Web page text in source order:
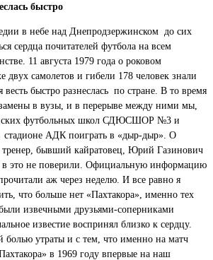
быстро
в небе над Днепродзержинском до сих
сердца почитателей футбола на всем
11 августа 1979 года о роковом
двух самолетов и гибели 178 человек знали
быстро разнеслась по стране. В то время
в вузы, и в перерыве между ними мы,
футбольных школ СДЮСШОР №3 и
стадионе АДК поиграть в «дыр-дыр». О
бывший кайратовец, Юрий Газинович
это не поверили. Официальную информацию
аж через неделю. И все равно я
что больше нет «Пахтакора», именно тех
извечными друзьями-соперниками
известие воспринял близко к сердцу.
болью утраты и с тем, что именно на матч
в 1969 году впервые на наш